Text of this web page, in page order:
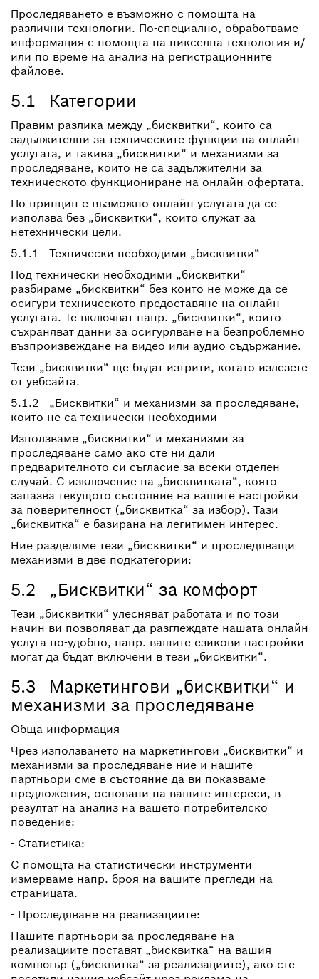
Проследяването е възможно с помощта на
различни технологии. По-специално, обработваме
информация с помощта на пикселна технология и/
или по време на анализ на регистрационните
файлове.
5.1 Категории
Правим разлика между „бисквитки“, които са
задължителни за техническите функции на онлайн
услугата, и такива „бисквитки“ и механизми за
проследяване, които не са задължителни за
техническото функциониране на онлайн офертата.
По принцип е възможно онлайн услугата да се
използва без „бисквитки“, които служат за
нетехнически цели.
5.1.1 Технически необходими „бисквитки“
Под технически необходими „бисквитки“
разбираме „бисквитки“ без които не може да се
осигури техническото предоставяне на онлайн
услугата. Те включват напр. „бисквитки“, които
съхраняват данни за осигуряване на безпроблемно
възпроизвеждане на видео или аудио съдържание.
Тези „бисквитки“ ще бъдат изтрити, когато излезете
от уебсайта.
5.1.2 „Бисквитки“ и механизми за проследяване,
които не са технически необходими
Използваме „бисквитки“ и механизми за
проследяване само ако сте ни дали
предварителното си съгласие за всеки отделен
случай. С изключение на „бисквитката“, която
запазва текущото състояние на вашите настройки
за поверителност („бисквитка“ за избор). Тази
„бисквитка“ е базирана на легитимен интерес.
Ние разделяме тези „бисквитки“ и проследяващи
механизми в две подкатегории:
5.2 „Бисквитки“ за комфорт
Тези „бисквитки“ улесняват работата и по този
начин ви позволяват да разглеждате нашата онлайн
услуга по-удобно, напр. вашите езикови настройки
могат да бъдат включени в тези „бисквитки“.
5.3 Маркетингови „бисквитки“ и
механизми за проследяване
Обща информация
Чрез използването на маркетингови „бисквитки“ и
механизми за проследяване ние и нашите
партньори сме в състояние да ви показваме
предложения, основани на вашите интереси, в
резултат на анализ на вашето потребителско
поведение:
- Статистика:
С помощта на статистически инструменти
измерваме напр. броя на вашите прегледи на
страницата.
- Проследяване на реализациите:
Нашите партньори за проследяване на
реализациите поставят „бисквитка“ на вашия
компютър („бисквитка“ за реализациите), ако сте